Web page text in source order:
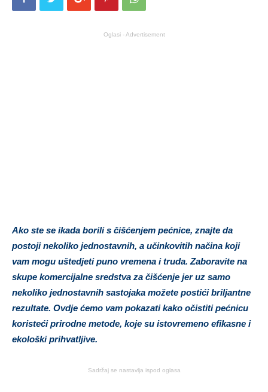
Oglasi - Advertisement
Ako ste se ikada borili s čišćenjem pećnice, znajte da
postoji nekoliko jednostavnih, a učinkovitih načina koji
vam mogu uštedjeti puno vremena i truda. Zaboravite na
skupe komercijalne sredstva za čišćenje jer uz samo
nekoliko jednostavnih sastojaka možete postići briljantne
rezultate. Ovdje ćemo vam pokazati kako očistiti pećnicu
koristeći prirodne metode, koje su istovremeno efikasne i
ekološki prihvatljive.
Sadržaj se nastavlja ispod oglasa